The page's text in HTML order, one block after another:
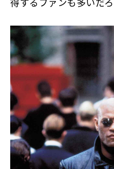
得するファンも多いだろ